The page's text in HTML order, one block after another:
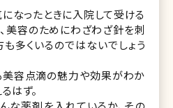
なったときに入院して受ける
美容のためにわざわざ針を刺
多くいるのではないでしょう
美容点滴の魅力や効果がわか
はず。